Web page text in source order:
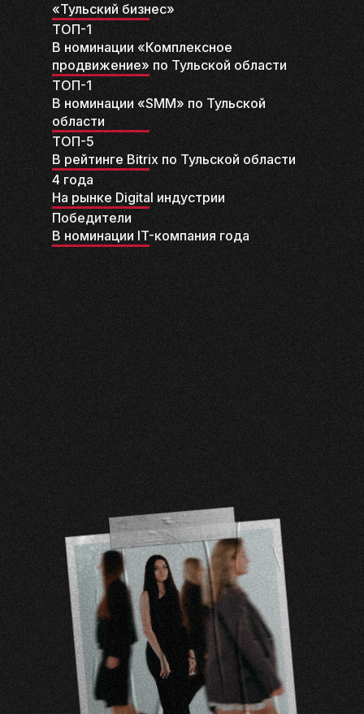
«Тульский бизнес»
ТОП-1
В номинации «Комплексное
продвижение» по Тульской области
ТОП-1
В номинации «SMM» по Тульской
области
ТОП-5
В рейтинге Bitrix по Тульской области
4 года
На рынке Digital индустрии
Победители
В номинации IT-компания года